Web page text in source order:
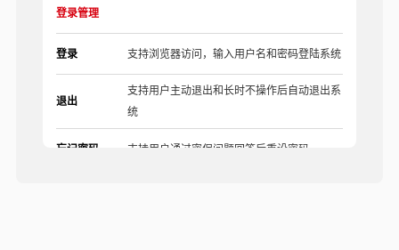
登录管理
登录 支持浏览器访问，输入用户名和密码登陆系统
退出
支持用户主动退出和长时不操作后自动退出系
统
忘记密码 支持用户通过密保问题回答后重设密码